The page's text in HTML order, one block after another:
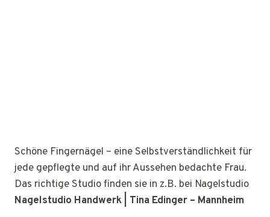
Schöne Fingernägel – eine Selbstverständlichkeit für
jede gepflegte und auf ihr Aussehen bedachte Frau.
Das richtige Studio finden sie in z.B. bei Nagelstudio
Nagelstudio Handwerk | Tina Edinger – Mannheim